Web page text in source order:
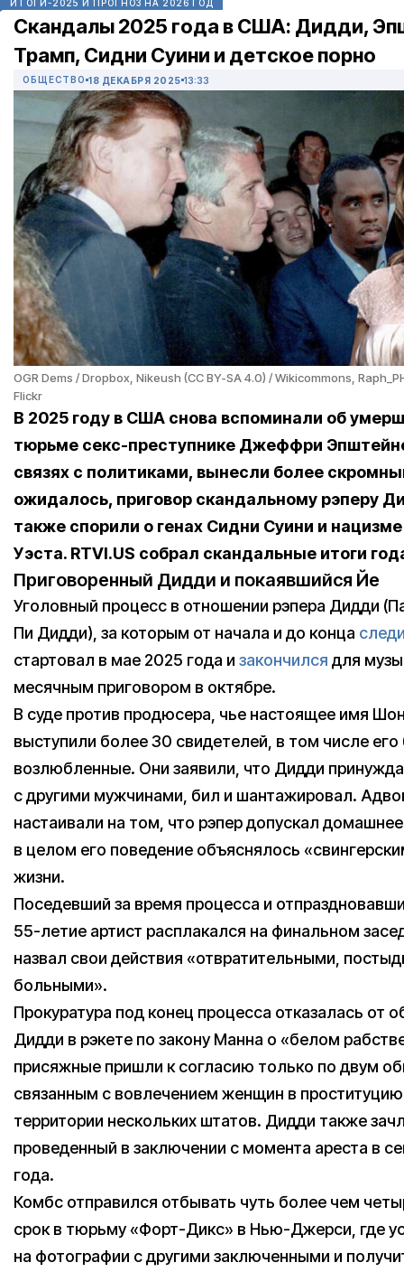
ИТОГИ-2025 И ПРОГНОЗ НА 2026 ГОД
Скандалы 2025 года в США: Дидди,
Трамп, Сидни Суини и детское порно
ОБЩЕСТВО 18 ДЕКАБРЯ 2025 13:33
OGR Dems / Dropbox, Nikeush (CC BY-SA 4.0) / Wikicommons,
Flickr
В 2025 году в США снова вспоминали об
тюрьме секс-преступнике Джеффри
связях с политиками, вынесли более
ожидалось, приговор скандальному рэперу
также спорили о генах Сидни Суини и
Уэста. RTVI.US собрал скандальные итоги
Приговоренный Дидди и покаявшийся Йе
Уголовный процесс в отношении рэпера Дидди
Пи Дидди), за которым от начала и до конца
стартовал в мае 2025 года и закончился для
месячным приговором в октябре.
В суде против продюсера, чье настоящее имя
выступили более 30 свидетелей, в том числе
возлюбленные. Они заявили, что Дидди
с другими мужчинами, бил и шантажировал.
настаивали на том, что рэпер допускал
в целом его поведение объяснялось
жизни.
Поседевший за время процесса и
55-летие артист расплакался на финальном
назвал свои действия «отвратительными,
больными».
Прокуратура под конец процесса отказалась от
Дидди в рэкете по закону Манна о «белом
присяжные пришли к согласию только по двум
связанным с вовлечением женщин в
территории нескольких штатов. Дидди также
проведенный в заключении с момента ареста в
года.
Комбс отправился отбывать чуть более чем
срок в тюрьму «Форт-Дикс» в Нью-Джерси, где
на фотографии с другими заключенными и